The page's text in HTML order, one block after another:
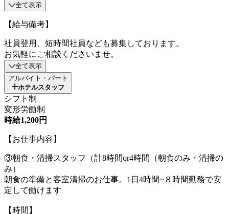
全て表示
【給与備考】
社員登用、短時間社員なども募集しております。
お気軽にご相談くださいませ。
全て表示
アルバイト・パート
ホテルスタッフ
シフト制
変形労働制
時給1,200円
【お仕事内容】
③朝食・清掃スタッフ（計8時間or4時間（朝食のみ・清掃の
み）
朝食の準備と客室清掃のお仕事。1日4時間~８時間勤務で安
定して働けます
【時間】